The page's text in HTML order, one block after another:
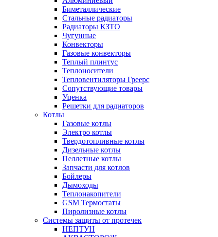
Биметаллические
Стальные радиаторы
Радиаторы КЗТО
Чугунные
Конвекторы
Газовые конвекторы
Теплый плинтус
Теплоносители
Тепловентиляторы Греерс
Сопутствующие товары
Уценка
Решетки для радиаторов
Котлы
Газовые котлы
Электро котлы
Твердотопливные котлы
Дизельные котлы
Пеллетные котлы
Запчасти для котлов
Бойлеры
Дымоходы
Теплонакопители
GSM Термостаты
Пиролизные котлы
Системы защиты от протечек
НЕПТУН